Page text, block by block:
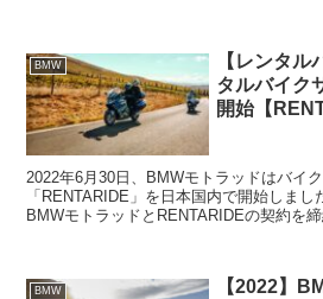
BMW
【レンタ
タルバイク
開始【
2022年6月30日、BMWモトラッドはバイ
「RENTARIDE」を日本国内で開始しまし
BMWモトラッドとRENTARIDEの契約を
BMW
【2022】